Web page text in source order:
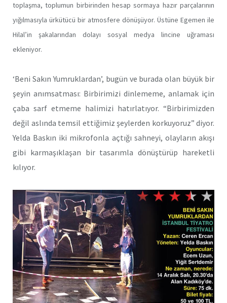
toplaşma, toplumun birbirinden hesap sormaya hazır parçalarının
yığılmasıyla ürkütücü bir atmosfere dönüşüyor. Üstüne Egemen ile
Hilal’in şakalarından dolayı sosyal medya lincine uğraması
ekleniyor.
‘Beni Sakın Yumruklardan’, bugün ve burada olan büyük bir
şeyin anımsatması: Birbirimizi dinlememe, anlamak için
çaba sarf etmeme halimizi hatırlatıyor. “Birbirimizden
değil aslında temsil ettiğimiz şeylerden korkuyoruz” diyor.
Yelda Baskın iki mikrofonla açtığı sahneyi, olayların akışı
gibi karmaşıklaşan bir tasarımla dönüştürüp hareketli
kılıyor.